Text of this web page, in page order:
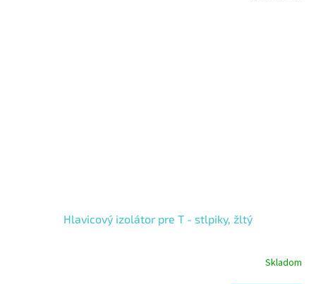
Hlavicový izolátor pre T - stlpiky, žltý
Skladom